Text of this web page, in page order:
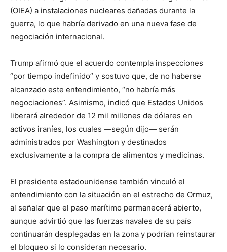
(OIEA) a instalaciones nucleares dañadas durante la
guerra, lo que habría derivado en una nueva fase de
negociación internacional.
Trump afirmó que el acuerdo contempla inspecciones
“por tiempo indefinido” y sostuvo que, de no haberse
alcanzado este entendimiento, “no habría más
negociaciones”. Asimismo, indicó que Estados Unidos
liberará alrededor de 12 mil millones de dólares en
activos iraníes, los cuales —según dijo— serán
administrados por Washington y destinados
exclusivamente a la compra de alimentos y medicinas.
El presidente estadounidense también vinculó el
entendimiento con la situación en el estrecho de Ormuz,
al señalar que el paso marítimo permanecerá abierto,
aunque advirtió que las fuerzas navales de su país
continuarán desplegadas en la zona y podrían reinstaurar
el bloqueo si lo consideran necesario.